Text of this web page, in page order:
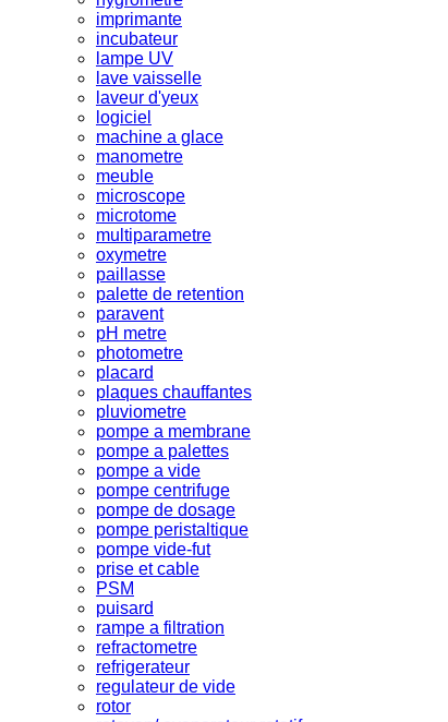
imprimante
incubateur
lampe UV
lave vaisselle
laveur d'yeux
logiciel
machine a glace
manometre
meuble
microscope
microtome
multiparametre
oxymetre
paillasse
palette de retention
paravent
pH metre
photometre
placard
plaques chauffantes
pluviometre
pompe a membrane
pompe a palettes
pompe a vide
pompe centrifuge
pompe de dosage
pompe peristaltique
pompe vide-fut
prise et cable
PSM
puisard
rampe a filtration
refractometre
refrigerateur
regulateur de vide
rotor